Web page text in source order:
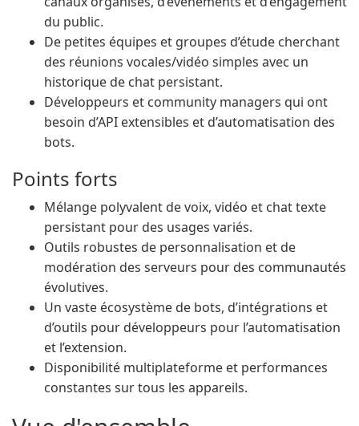
du public.
De petites équipes et groupes d’étude cherchant
des réunions vocales/vidéo simples avec un
historique de chat persistant.
Développeurs et community managers qui ont
besoin d’API extensibles et d’automatisation des
bots.
Points forts
Mélange polyvalent de voix, vidéo et chat texte
persistant pour des usages variés.
Outils robustes de personnalisation et de
modération des serveurs pour des communautés
évolutives.
Un vaste écosystème de bots, d’intégrations et
d’outils pour développeurs pour l’automatisation
et l’extension.
Disponibilité multiplateforme et performances
constantes sur tous les appareils.